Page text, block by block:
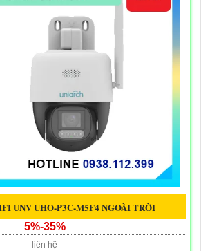
UNV UHO-P3C-M5F4 NGOÀI TRỜI
5%-35%
liên hệ